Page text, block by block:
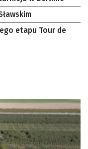
etapu Tour de